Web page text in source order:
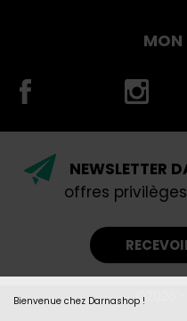
Bienvenue chez Darnashop !
MON
NEWSLETTER
offres
©2026 -